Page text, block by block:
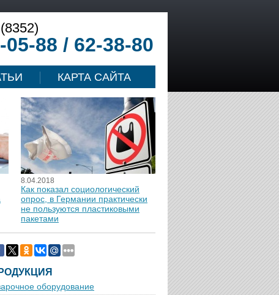
05-88 / 62-38-80
КАРТА САЙТА
8.04.2018
Как показал социологический
опрос, в Германии практически
не пользуются пластиковыми
пакетами
оборудование